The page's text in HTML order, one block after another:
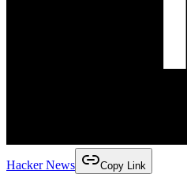
Hacker News Copy Link